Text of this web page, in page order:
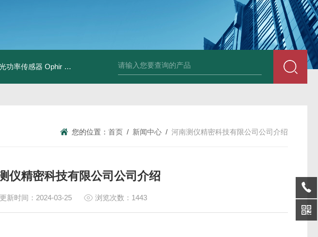
功率传感器 Ophir PD300R-3W 激光功率传感器 Ophir PD300R 激光功率传感器 Ophir PD300-
您的位置： 首页 / 新闻中心 / 河南测仪精密科技有限公司公司介绍
仪精密科技有限公司公司介绍
更新时间：2024-03-25 浏览次数：1443